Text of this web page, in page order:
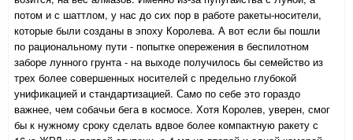
потом и с шаттлом, у нас до сих пор в работе ракеты-носители,
которые были созданы в эпоху Королева. А вот если бы пошли
по рациональному пути - попытке опережения в беспилотном
заборе лунного грунта - на выходе получилось бы семейство из
трех более совершенных носителей с предельно глубокой
унификацией и стандартизацией. Само по себе это гораздо
важнее, чем собачьи бега в космосе. Хотя Королев, уверен, смог
бы к нужному сроку сделать вдвое более компактную ракету с